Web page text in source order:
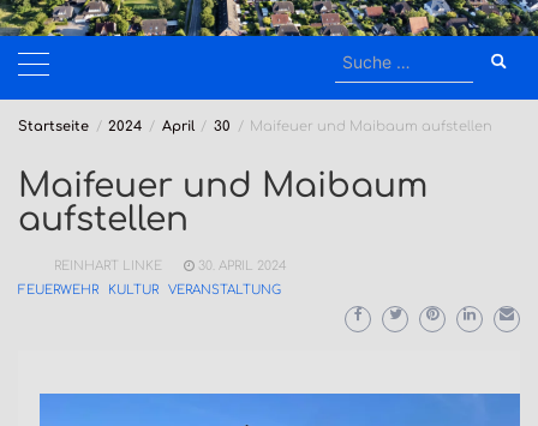
Suche
nach:
Startseite 2024 April 30 Maifeuer und Maibaum aufstellen
Maifeuer und Maibaum
aufstellen
REINHART LINKE
30. APRIL 2024
FEUERWEHR
KULTUR VERANSTALTUNG